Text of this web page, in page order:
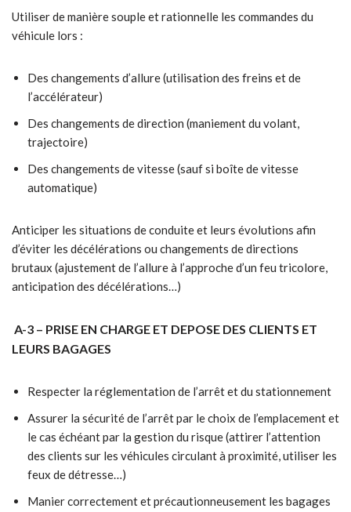
Utiliser de manière souple et rationnelle les commandes du
véhicule lors :
Des changements d’allure (utilisation des freins et de
l’accélérateur)
Des changements de direction (maniement du volant,
trajectoire)
Des changements de vitesse (sauf si boîte de vitesse
automatique)
Anticiper les situations de conduite et leurs évolutions afin
d’éviter les décélérations ou changements de directions
brutaux (ajustement de l’allure à l’approche d’un feu tricolore,
anticipation des décélérations…)
A-3 – PRISE EN CHARGE ET DEPOSE DES CLIENTS ET
LEURS BAGAGES
Respecter la réglementation de l’arrêt et du stationnement
Assurer la sécurité de l’arrêt par le choix de l’emplacement et
le cas échéant par la gestion du risque (attirer l’attention
des clients sur les véhicules circulant à proximité, utiliser les
feux de détresse…)
Manier correctement et précautionneusement les bagages